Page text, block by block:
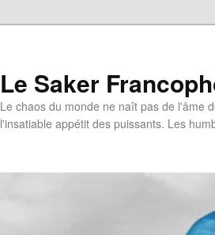
Le Saker
Le chaos du monde ne naît pas de l'âme
l'insatiable appétit des puissants. Les